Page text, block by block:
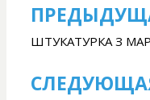
Навігація
записів
ШТУКАТУРКА З